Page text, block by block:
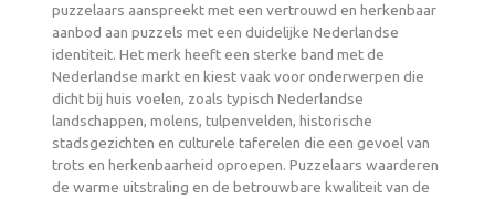
puzzelaars aanspreekt met een vertrouwd en herkenbaar
aanbod aan puzzels met een duidelijke Nederlandse
identiteit. Het merk heeft een sterke band met de
Nederlandse markt en kiest vaak voor onderwerpen die
dicht bij huis voelen, zoals typisch Nederlandse
landschappen, molens, tulpenvelden, historische
stadsgezichten en culturele taferelen die een gevoel van
trots en herkenbaarheid oproepen. Puzzelaars waarderen
de warme uitstraling en de betrouwbare kwaliteit van de